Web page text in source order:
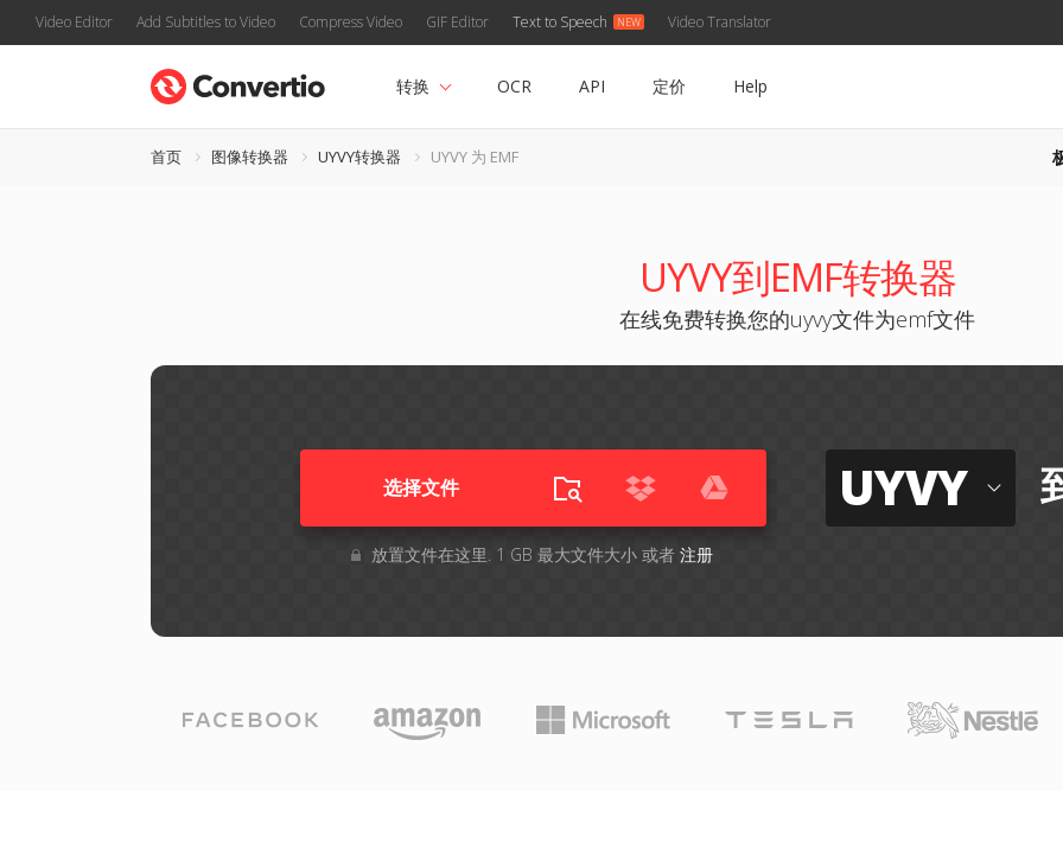
Video Editor Add Subtitles to Video Compress Video GIF Editor Text to Speech Video Translator
转换 OCR API 定价 Help
首页 图像转换器 UYVY转换器 UYVY 为 EMF
UYVY到EMF转换器
在线免费转换您的uyvy文件为emf文件
选择文件
放置文件在这里. 1 GB 最大文件大小 或者 注册
UYVY